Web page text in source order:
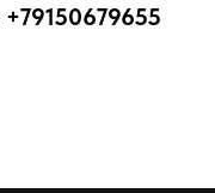
+79150679655